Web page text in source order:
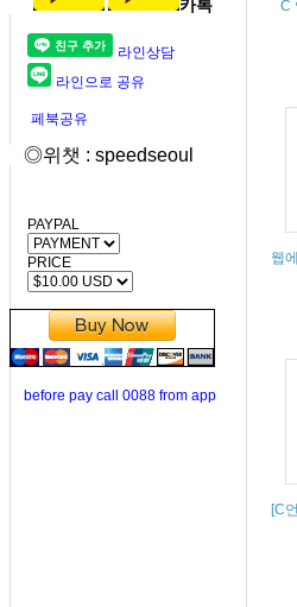
카톡
라인상담
라인으로 공유
페북공유
◎위챗 : speedseoul
PAYPAL
PRICE
before pay call 0088 from app
C
웹
[C